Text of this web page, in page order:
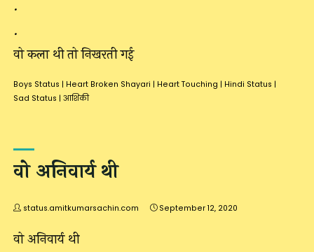
.
.
वो कला थी तो निखरती गई
Boys Status | Heart Broken Shayari | Heart Touching | Hindi Status |
Sad Status | आशिकी
वो अनिवार्य थी
status.amitkumarsachin.com September 12, 2020
वो अनिवार्य थी